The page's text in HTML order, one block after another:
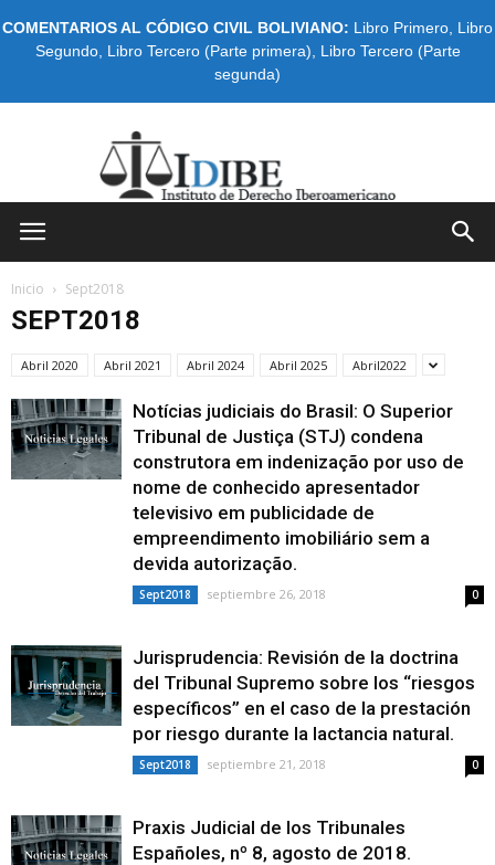
COMENTARIOS AL CÓDIGO CIVIL BOLIVIANO: Libro Primero Libro
Segundo, Libro Tercero (Parte primera)
Libro Tercero (Parte
segunda)
Inicio Sept2018
SEPT2018
Abril 2020 Abril 2021 Abril 2024 Abril 2025 Abril2022
Notícias judiciais do Brasil: O Superior
Tribunal de Justiça (STJ) condena
construtora em indenização por uso de
nome de conhecido apresentador
televisivo em publicidade de
empreendimento imobiliário sem a
devida autorização.
Sept2018 septiembre 26, 2018 0
Jurisprudencia: Revisión de la doctrina
del Tribunal Supremo sobre los “riesgos
específicos” en el caso de la prestación
por riesgo durante la lactancia natural.
Sept2018 septiembre 21, 2018 0
Praxis Judicial de los Tribunales
Españoles, nº 8, agosto de 2018.